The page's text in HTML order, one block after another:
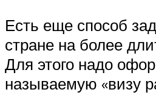
Есть еще способ
стране на более
Для этого надо
называемую «визу